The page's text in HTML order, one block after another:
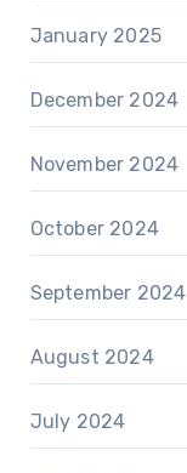
January 2025
December 2024
November 2024
October 2024
September 2024
August 2024
July 2024